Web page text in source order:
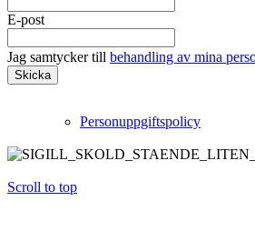
Personuppgiftspolicy
E-post
Jag samtycker till behandling av mina
Scroll to top